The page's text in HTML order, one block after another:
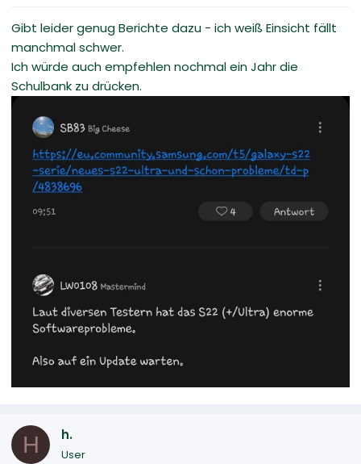
Gibt leider genug Berichte dazu - ich weiß Einsicht fällt
manchmal schwer.
Ich würde auch empfehlen nochmal ein Jahr die
Schulbank zu drücken.
H h.
User